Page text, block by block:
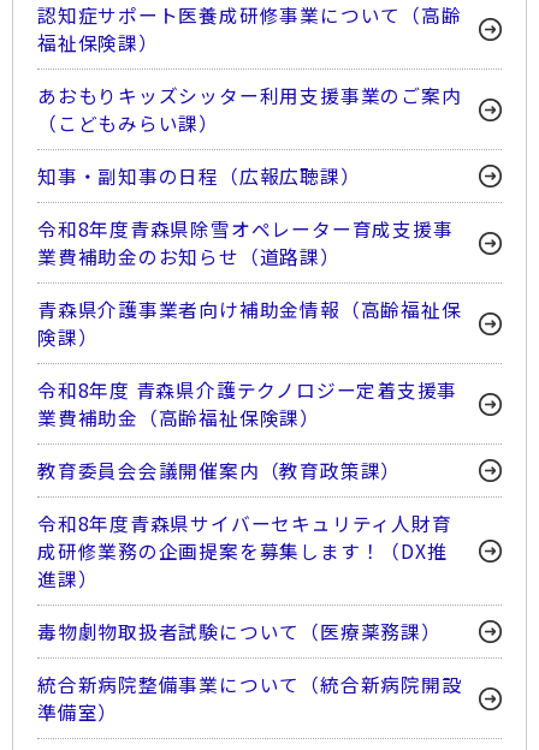
認知症サポート医養成研修事業について（高齢
福祉保険課）
あおもりキッズシッター利用支援事業のご案内
（こどもみらい課）
知事・副知事の日程（広報広聴課）
令和8年度青森県除雪オペレーター育成支援事
業費補助金のお知らせ（道路課）
青森県介護事業者向け補助金情報（高齢福祉保
険課）
令和8年度 青森県介護テクノロジー定着支援事
業費補助金（高齢福祉保険課）
教育委員会会議開催案内（教育政策課）
令和8年度青森県サイバーセキュリティ人財育
成研修業務の企画提案を募集します！（DX推
進課）
毒物劇物取扱者試験について（医療薬務課）
統合新病院整備事業について（統合新病院開設
準備室）